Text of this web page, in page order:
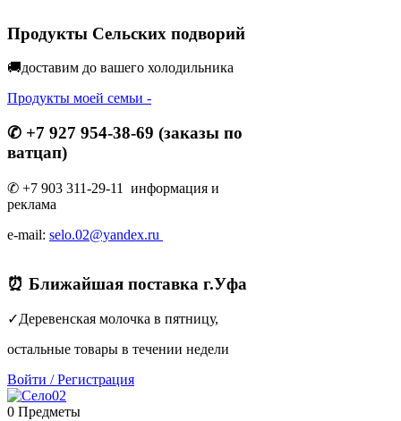
Продукты Сельских подворий
🚚доставим до вашего холодильника
Продукты моей семьи -
✆ +7 927 954-38-69 (заказы по
ватцап)
✆ +7 903 311-29-11 информация и
реклама
e-mail: selo.02@yandex.ru
⏰ Ближайшая поставка г.Уфа
✓Деревенская молочка в пятницу,
остальные товары в течении недели
Войти /Регистрация
0 Предметы